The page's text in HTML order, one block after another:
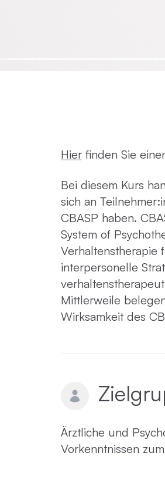
Hier finden Sie
Bei diesem Kurs
sich an
CBASP haben.
System of
Verhaltenstherapie
interpersonelle
Mittlerweile
Wirksamkeit des
Ärztliche und
Vorkenntnissen